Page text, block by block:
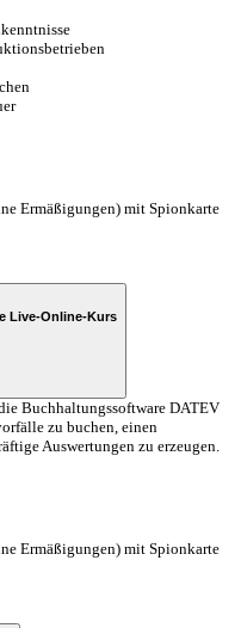
Ermäßigungen) mit Spionkarte
Finanzbuchführung mit der DATEV-Software Live-Online-Kurs
Buchhaltungssoftware DATEV
zu buchen, einen
Auswertungen zu erzeugen.
Ermäßigungen) mit Spionkarte